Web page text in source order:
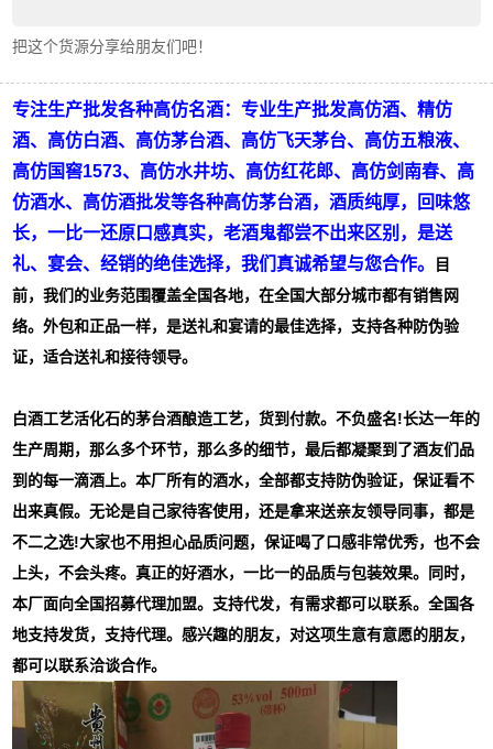
把这个货源分享给朋友们吧！
专注生产批发各种高仿名酒：专业生产批发高仿酒、精仿
酒、高仿白酒、高仿茅台酒、高仿飞天茅台、高仿五粮液、
高仿国窖1573、高仿水井坊、高仿红花郎、高仿剑南春、高
仿酒水、高仿酒批发等各种高仿茅台酒，酒质纯厚，回味悠
长，一比一还原口感真实，老酒鬼都尝不出来区别，是送
礼、宴会、经销的绝佳选择，我们真诚希望与您合作。
目
前，我们的业务范围覆盖全国各地，在全国大部分城市都有销售网
络。外包和正品一样，是送礼和宴请的最佳选择，支持各种防伪验
证，适合送礼和接待领导。
白酒工艺活化石的茅台酒酿造工艺，货到付款。不负盛名!长达一年的
生产周期，那么多个环节，那么多的细节，最后都凝聚到了酒友们品
到的每一滴酒上。本厂所有的酒水，全部都支持防伪验证，保证看不
出来真假。无论是自己家待客使用，还是拿来送亲友领导同事，都是
不二之选!大家也不用担心品质问题，保证喝了口感非常优秀，也不会
上头，不会头疼。真正的好酒水，一比一的品质与包装效果。同时，
本厂面向全国招募代理加盟。支持代发，有需求都可以联系。全国各
地支持发货，支持代理。感兴趣的朋友，对这项生意有意愿的朋友，
都可以联系洽谈合作。